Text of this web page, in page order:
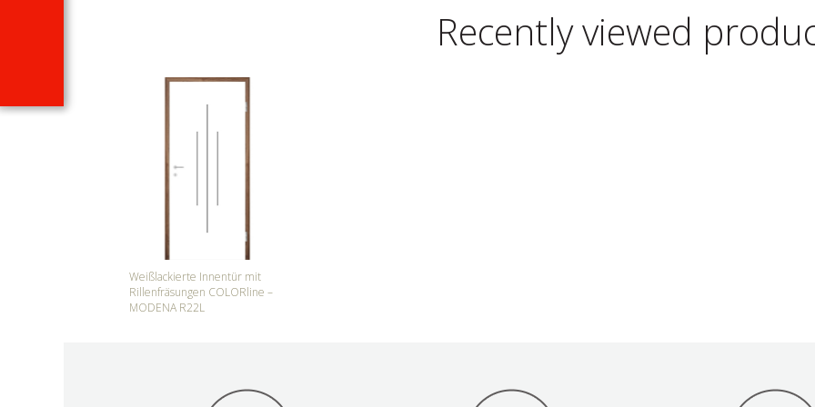
Recently viewed
Weißlackierte Innentür mit
Rillenfräsungen COLORline –
MODENA R22L